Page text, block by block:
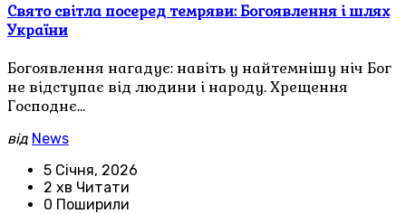
Свято світла посеред темряви: Богоявлення і шлях
України
Богоявлення нагадує: навіть у найтемнішу ніч Бог
не відступає від людини і народу. Хрещення
Господнє…
від News
5 Січня, 2026
2 хв Читати
0 Поширили